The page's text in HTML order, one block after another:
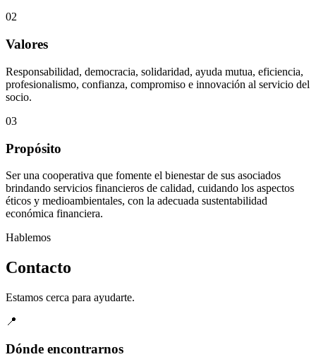
02
Valores
Responsabilidad, democracia, solidaridad, ayuda mutua, eficiencia,
profesionalismo, confianza, compromiso e innovación al servicio del
socio.
03
Propósito
Ser una cooperativa que fomente el bienestar de sus asociados
brindando servicios financieros de calidad, cuidando los aspectos
éticos y medioambientales, con la adecuada sustentabilidad
económica financiera.
Hablemos
Contacto
Estamos cerca para ayudarte.
📍
Dónde encontrarnos